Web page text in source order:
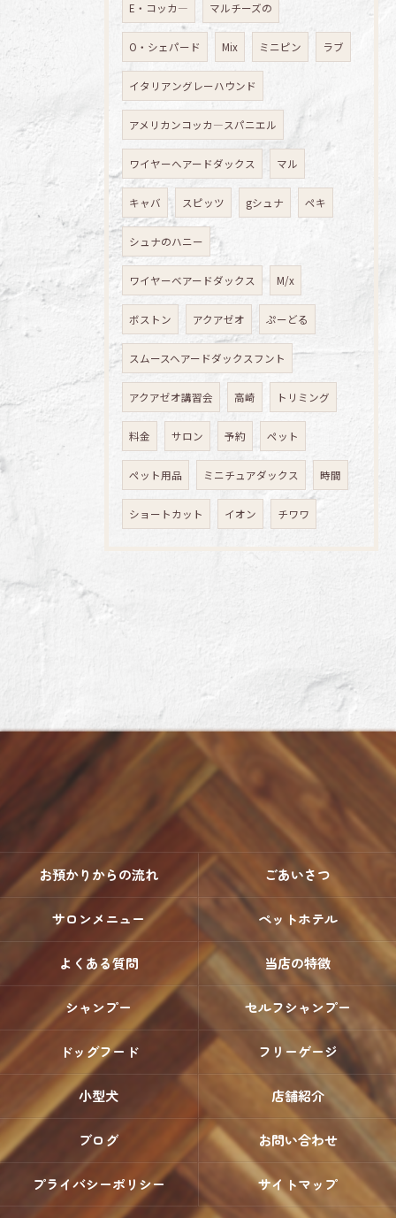
E・コッカ― マルチーズの
O・シェパード Mix ミニピン ラブ
イタリアングレーハウンド
アメリカンコッカ―スパニエル
ワイヤーへアードダックス マル
キャバ スピッツ gシュナ ペキ
シュナのハニー
ワイヤーベアードダックス M/x
ボストン アクアゼオ ぷーどる
スムースヘアードダックスフント
アクアゼオ講習会 高崎 トリミング
料金 サロン 予約 ペット
ペット用品 ミニチュアダックス 時間
ショートカット イオン チワワ
お預かりからの流れ ごあいさつ
サロンメニュー ペットホテル
よくある質問 当店の特徴
シャンプー セルフシャンプー
ドッグフード フリーゲージ
小型犬 店舗紹介
ブログ お問い合わせ
プライバシーポリシー サイトマップ